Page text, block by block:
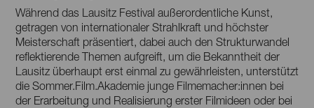
Während das Lausitz Festival außerordentliche Kunst,
getragen von internationaler Strahlkraft und höchster
Meisterschaft präsentiert, dabei auch den Strukturwandel
reflektierende Themen aufgreift, um die Bekanntheit der
Lausitz überhaupt erst einmal zu gewährleisten, unterstützt
die Sommer.Film.Akademie junge Filmemacher:innen bei
der Erarbeitung und Realisierung erster Filmideen oder bei